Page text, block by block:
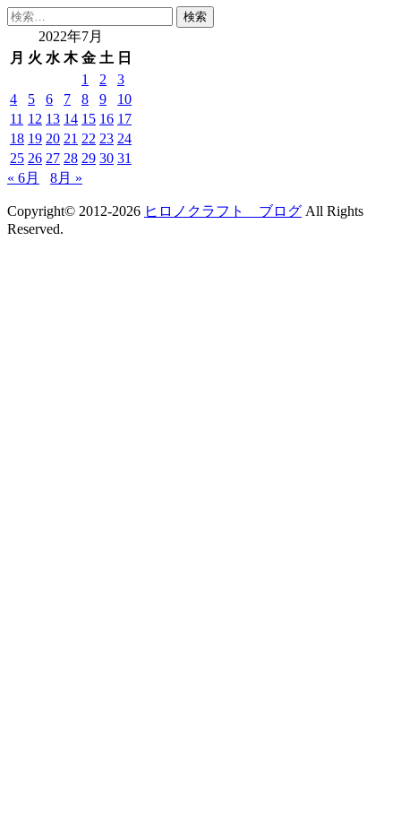
検
2022年7月
月 火 水 木 金 土 日
1
2
3
4
5 6 7 8 9
10
11 12 13 14 15 16 17
18 19 20 21 22 23 24
25 26 27 28 29 30 31
« 6月
8月 »
Copyright© 2012-2026 ヒロノクラフト ブログ All Rights
Reserved.